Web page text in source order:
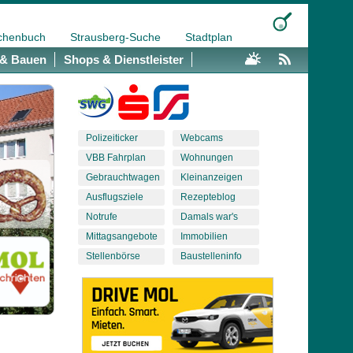
Strausberg-Suche Stadtplan
Bauen Shops & Dienstleister
Polizeiticker
VBB Fahrplan
Gebrauchtwagen
Ausflugsziele
Notrufe
Mittagsangebote
Stellenbörse
Webcams
Wohnungen
Kleinanzeigen
Rezepteblog
Damals war's
Immobilien
Baustelleninfo